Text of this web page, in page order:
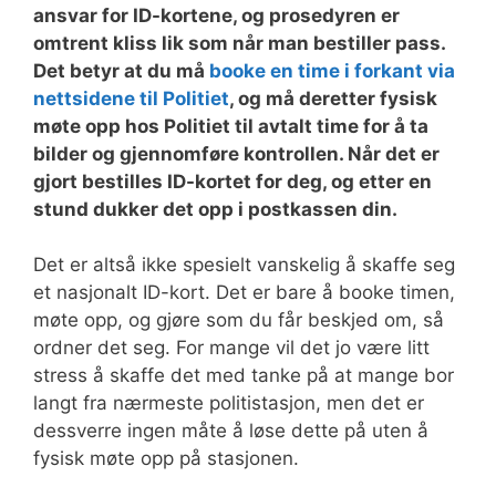
ansvar for ID-kortene, og prosedyren er
omtrent kliss lik som når man bestiller pass.
Det betyr at du må booke en time i forkant via
nettsidene til Politiet, og må deretter fysisk
møte opp hos Politiet til avtalt time for å ta
bilder og gjennomføre kontrollen. Når det er
gjort bestilles ID-kortet for deg, og etter en
stund dukker det opp i postkassen din.
Det er altså ikke spesielt vanskelig å skaffe seg
et nasjonalt ID-kort. Det er bare å booke timen,
møte opp, og gjøre som du får beskjed om, så
ordner det seg. For mange vil det jo være litt
stress å skaffe det med tanke på at mange bor
langt fra nærmeste politistasjon, men det er
dessverre ingen måte å løse dette på uten å
fysisk møte opp på stasjonen.